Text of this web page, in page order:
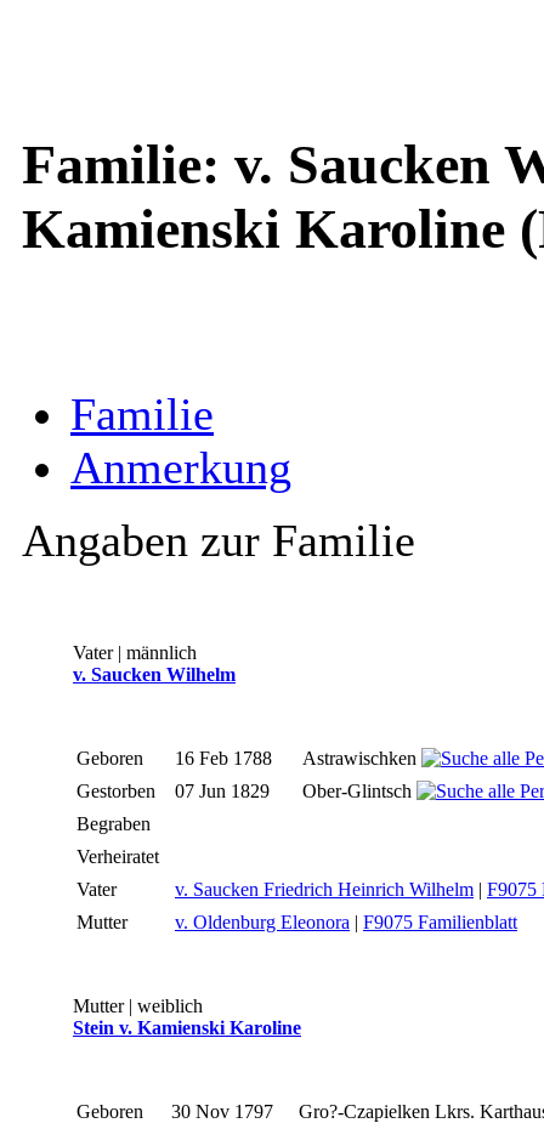
Familie: v. Saucken
Kamienski Karoline
Familie
Anmerkung
Angaben zur Familie
Vater | männlich
v. Saucken Wilhelm
Geboren 16 Feb 1788
Astrawischken
Gestorben
07 Jun 1829
Ober-Glintsch
Begraben
Verheiratet
Vater
v. Saucken Friedrich Heinrich Wilhelm | F9075
Mutter
v. Oldenburg Eleonora | F9075 Familienblatt
Mutter | weiblich
Stein v. Kamienski Karoline
Geboren 30 Nov 1797
Gro?-Czapielken Lkrs.